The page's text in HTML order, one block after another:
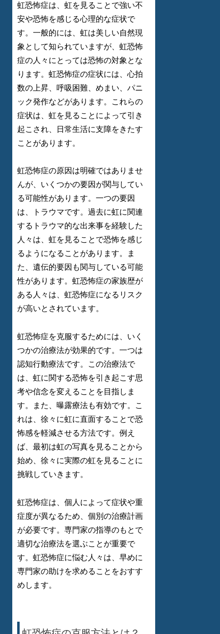
虹恐怖症は、虹を見ることで強い不
安や恐怖を感じる心理的な症状で
す。一般的には、虹は美しい自然現
象として知られていますが、虹恐怖
症の人々にとっては恐怖の対象とな
ります。虹恐怖症の症状には、心拍
数の上昇、呼吸困難、めまい、パニ
ック発作などがあります。これらの
症状は、虹を見ることによって引き
起こされ、日常生活に支障をきたす
ことがあります。
虹恐怖症の原因は明確ではありませ
んが、いくつかの要因が関与してい
る可能性があります。一つの要因
は、トラウマです。過去に虹に関連
するトラウマ的な出来事を経験した
人々は、虹を見ることで恐怖を感じ
るようになることがあります。ま
た、遺伝的要因も関与している可能
性があります。虹恐怖症の家族歴が
ある人々は、虹恐怖症になるリスク
が高いとされています。
虹恐怖症を克服するためには、いく
つかの治療法が効果的です。一つは
認知行動療法です。この治療法で
は、虹に関する恐怖を引き起こす思
考や信念を変えることを目指しま
す。また、曝露療法も有効です。こ
れは、徐々に虹に直面することで恐
怖感を軽減させる方法です。例え
ば、最初は虹の写真を見ることから
始め、徐々に実際の虹を見ることに
挑戦していきます。
虹恐怖症は、個人によって症状や重
症度が異なるため、個別の治療計画
が必要です。専門家の指導のもとで
適切な治療法を選ぶことが重要で
す。虹恐怖症に悩む人々は、早めに
専門家の助けを求めることをおすす
めします。